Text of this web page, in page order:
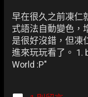
早在很久之前凍仁
式語法自動變色，
是很好沒錯，但凍
進來玩玩看了。 1.
World :P"